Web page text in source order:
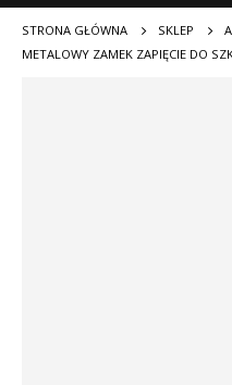
STRONA GŁÓWNA SKLEP
METALOWY ZAMEK ZAPIĘCIE DO